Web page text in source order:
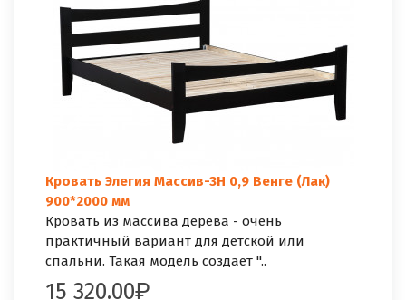
Кровать Элегия Массив-3Н 0,9 Венге (Лак)
900*2000 мм
Кровать из массива дерева - очень
практичный вариант для детской или
спальни. Такая модель создает "..
15 320.00